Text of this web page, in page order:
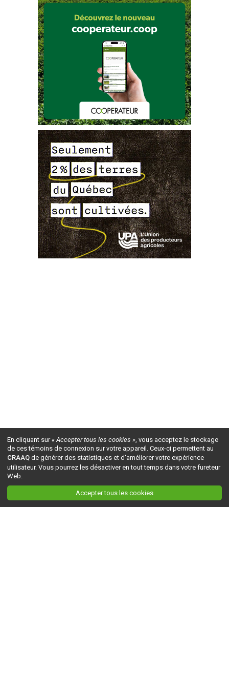
RAP Framboise Anthracnose, page
En cliquant sur« Accepter tous les cookies », vous acceptez le stockage
de ces témoins de connexion sur votre appareil. Ceux-ci permettent au
CRAAQ de générer des statistiques et d'améliorer votre expérience
utilisateur. Vous pourrez les désactiver en tout temps dans votre fureteur
Web.
Accepter tous les cookies